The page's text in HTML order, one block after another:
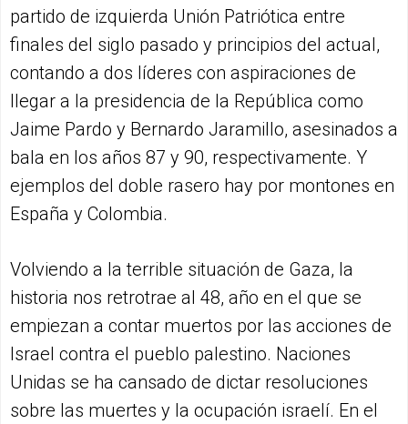
partido de izquierda Unión Patriótica entre
finales del siglo pasado y principios del actual,
contando a dos líderes con aspiraciones de
llegar a la presidencia de la República como
Jaime Pardo y Bernardo Jaramillo, asesinados a
bala en los años 87 y 90, respectivamente. Y
ejemplos del doble rasero hay por montones en
España y Colombia.
Volviendo a la terrible situación de Gaza, la
historia nos retrotrae al 48, año en el que se
empiezan a contar muertos por las acciones de
Israel contra el pueblo palestino. Naciones
Unidas se ha cansado de dictar resoluciones
sobre las muertes y la ocupación israelí. En el